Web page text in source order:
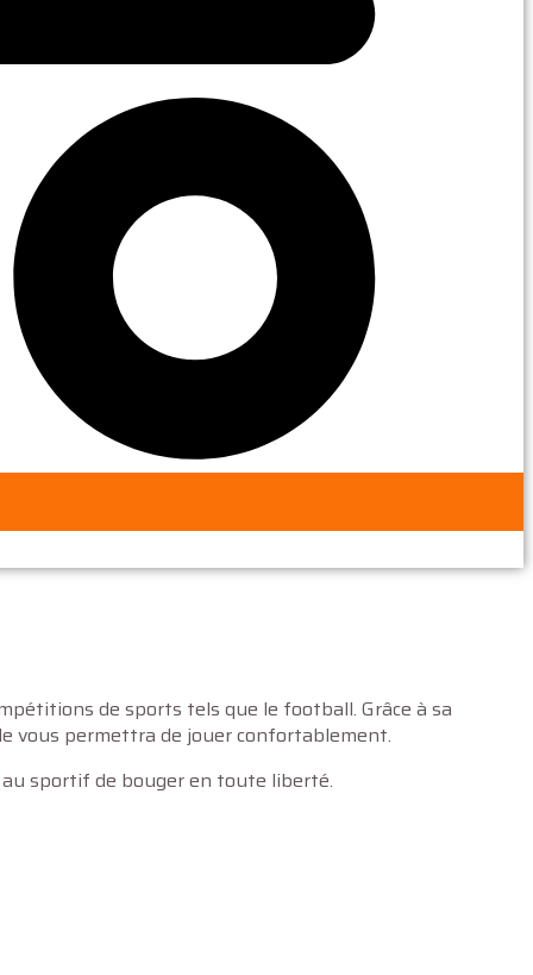
de sports tels que le football. Grâce à sa
vous permettra de jouer confortablement.
sportif de bouger en toute liberté.